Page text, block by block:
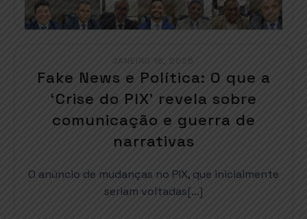
JANEIRO 16, 2025
Fake News e Política: O que a
‘Crise do PIX’ revela sobre
comunicação e guerra de
narrativas
O anúncio de mudanças no PIX, que inicialmente
seriam voltadas[…]